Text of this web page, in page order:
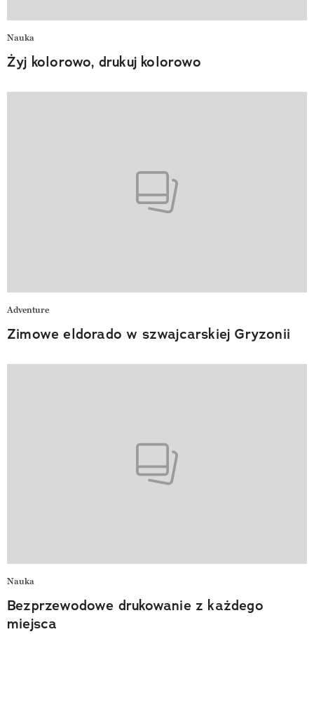
Nauka
Żyj kolorowo, drukuj kolorowo
Adventure
Zimowe eldorado w szwajcarskiej Gryzonii
Nauka
Bezprzewodowe drukowanie z każdego
miejsca